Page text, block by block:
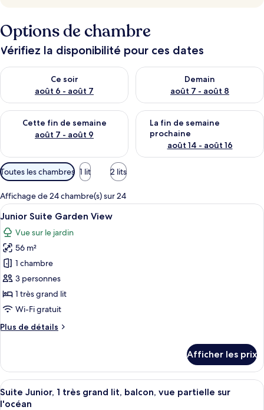
Options de chambre
Vérifiez la disponibilité pour ces dates
Ce soir
août 6 - août 7
Vérifier la disponibilité pour ce soir août 6 - août 7
Demain
août 7 - août 8
Vérifier la disponibilité pour
Cette fin de semaine
août 7 - août 9
Vérifier la disponibilité pour cette fin de semaine août 7 -
La fin de semaine
prochaine
août 14 - août 16
Vérifier la disponibilité pour
Filtres
disponibles
pour
les
chambres
Toutes les chambres 1 lit 2 lits
Affichage de 24 chambre(s) sur 24
Afficher
toutes
les
photos
pour
ce
type
de
chambre :
Junior
View
Une chambre d’hôtel moderne
5
Junior Suite Garden View
Vue sur le jardin
56 m²
1 chambre
3 personnes
1 très grand lit
Wi-Fi gratuit
Plus de détails
Plus
Junior
Suite
Garden
View
Afficher les prix
Afficher
toutes
Une chambre d’hôtel moderne
4
Suite Junior, 1 très grand lit, balcon, vue partielle sur
l'océan